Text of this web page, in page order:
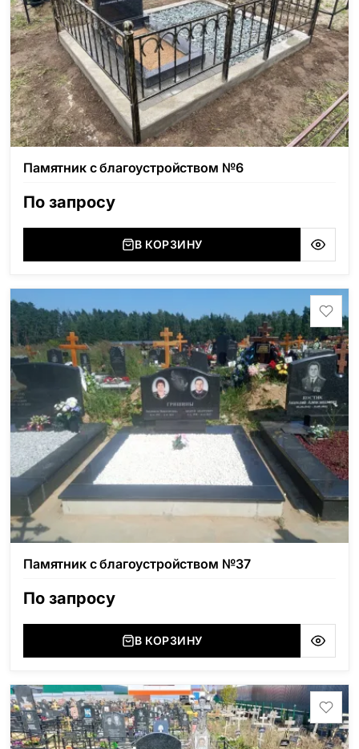
Памятник с благоустройством №6
По запросу
В КОРЗИНУ
Памятник с благоустройством №37
По запросу
В КОРЗИНУ